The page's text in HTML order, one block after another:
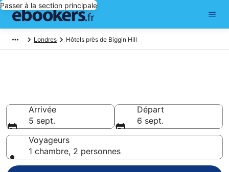
Passer à la section principale
Londres Hôtels près de Biggin Hill
Arrivée
5 sept.
Départ
6 sept.
Voyageurs
1 chambre, 2 personnes